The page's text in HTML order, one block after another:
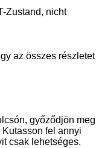
Zustand, nicht
az összes részletet
győződjön meg
fel annyi
csak lehetséges.